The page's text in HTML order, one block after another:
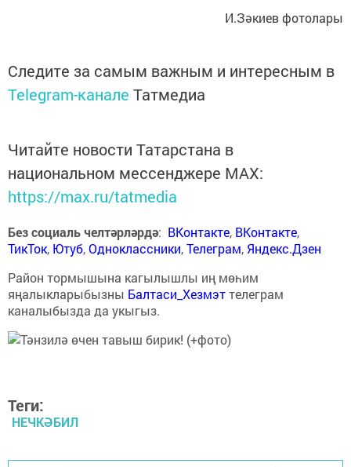
И.Зәкиев фотолары
Следите за самым важным и интересным в
Telegram-канале Татмедиа
Читайте новости Татарстана в
национальном мессенджере MАХ:
https://max.ru/tatmedia
Без социаль челтәрләрдә: ВКонтакте, ВКонтакте,
ТикТок, Ютуб,Одноклассники,Телеграм, Яндекс.Дзен
Район тормышына кагылышлы иң мөһим
яңалыкларыбызны Балтаси_Хезмэттелеграм
каналыбызда да укыгыз.
Теги:
НЕЧКӘБИЛ